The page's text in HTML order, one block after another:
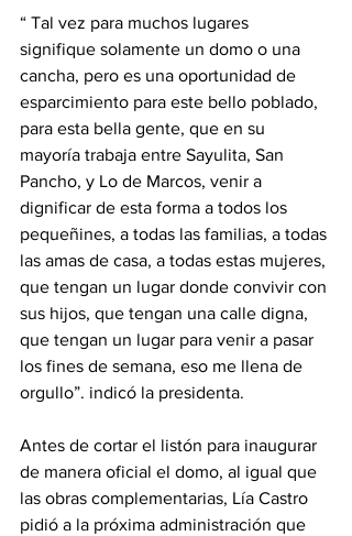
“ Tal vez para muchos lugares
signifique solamente un domo o una
cancha, pero es una oportunidad de
esparcimiento para este bello poblado,
para esta bella gente, que en su
mayoría trabaja entre Sayulita, San
Pancho, y Lo de Marcos, venir a
dignificar de esta forma a todos los
pequeñines, a todas las familias, a todas
las amas de casa, a todas estas mujeres,
que tengan un lugar donde convivir con
sus hijos, que tengan una calle digna,
que tengan un lugar para venir a pasar
los fines de semana, eso me llena de
orgullo”. indicó la presidenta.
Antes de cortar el listón para inaugurar
de manera oficial el domo, al igual que
las obras complementarias, Lía Castro
pidió a la próxima administración que